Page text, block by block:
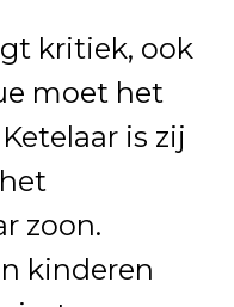
kritiek, ook
moet het
is zij
zoon.
kinderen